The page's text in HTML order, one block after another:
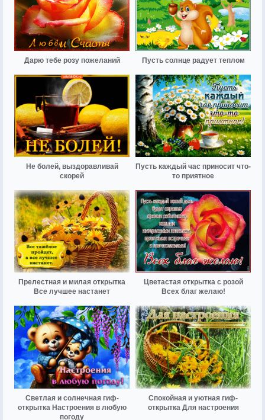
Дарю тебе розу пожеланий Пусть солнце радует теплом
Не болей, выздоравливай
скорей
Пусть каждый час приносит что-
то приятное
Прелестная и милая открытка
Все лучшее настанет
Цветастая открытка с розой
Всех благ желаю!
Светлая и солнечная гиф-
открытка Настроения в любую
погоду
Спокойная и уютная гиф-
открытка Для настроения